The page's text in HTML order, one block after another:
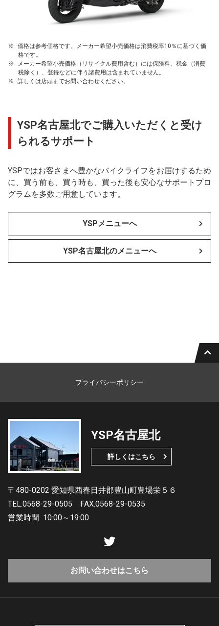
価格は参考価格です。メーカー希望小売価格は消費税率10％に基づく価
格です。
メーカー希望小売価格（リサイクル費用含む）には保険料、税金（消費
税除く）、登録などに伴う諸費用は含まれていません。
詳しくは店頭までお問い合わせください。
YSP名古屋北でご購入いただくと受け
られるサポート
YSPではお客さまへ豊かなバイクライフをお届けするため
に、買う前も、買う時も、買った後も安心なサポートプロ
グラムを多数ご用意しています。
YSPメニューへ
YSP名古屋北のメニューへ
プライバシーポリシー
YSP名古屋北
詳しくはこちら
〒480-0202 愛知県西春日井郡豊山町豊場栄５６
TEL.0568-29-0505
FAX.0568-29-0535
営業時間 10:00～19:00
お問い合わせはこちら